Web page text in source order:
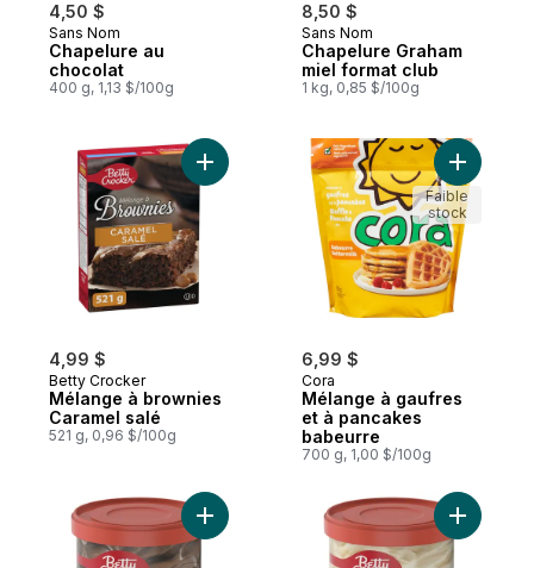
4,50 $
Préparé au Canada
Sans Nom
Chapelure au
chocolat
400 g, 1,13 $/100g
8,50 $
Préparé au Canada
Sans Nom
Chapelure Graham
miel format club
1 kg, 0,85 $/100g
4,99 $
Betty Crocker
Mélange à brownies
Caramel salé
521 g, 0,96 $/100g
Ajouter Mélange à brownies Caramel
6,99 $
Cora
Mélange à gaufres
et à pancakes
babeurre
700 g, 1,00 $/100g
Ajouter
Faible
stock
Ajouter Glaçage, chocolat au lait auAjouter